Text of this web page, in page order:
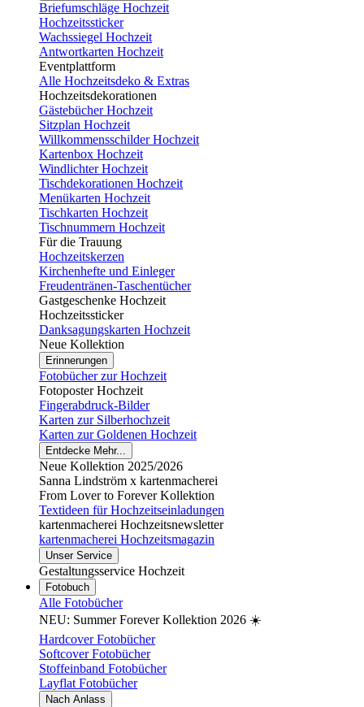
Briefumschläge Hochzeit
Hochzeitssticker
Wachssiegel Hochzeit
Antwortkarten Hochzeit
Eventplattform
Alle Hochzeitsdeko & Extras
Hochzeitsdekorationen
Gästebücher Hochzeit
Sitzplan Hochzeit
Willkommensschilder Hochzeit
Kartenbox Hochzeit
Windlichter Hochzeit
Tischdekorationen Hochzeit
Menükarten Hochzeit
Tischkarten Hochzeit
Tischnummern Hochzeit
Für die Trauung
Hochzeitskerzen
Kirchenhefte und Einleger
Freudentränen-Taschentücher
Gastgeschenke Hochzeit
Hochzeitssticker
Danksagungskarten Hochzeit
Neue Kollektion
Erinnerungen
Fotobücher zur Hochzeit
Fotoposter Hochzeit
Fingerabdruck-Bilder
Karten zur Silberhochzeit
Karten zur Goldenen Hochzeit
Entdecke Mehr...
Neue Kollektion 2025/2026
Sanna Lindström x kartenmacherei
From Lover to Forever Kollektion
Textideen für Hochzeitseinladungen
kartenmacherei Hochzeitsnewsletter
kartenmacherei Hochzeitsmagazin
Unser Service
Gestaltungsservice Hochzeit
Fotobuch
Alle Fotobücher
NEU: Summer Forever Kollektion 2026 ☀️
Hardcover Fotobücher
Softcover Fotobücher
Stoffeinband Fotobücher
Layflat Fotobücher
Nach Anlass